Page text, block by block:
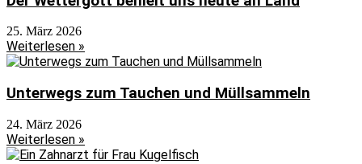
25. März 2026
Weiterlesen »
Unterwegs zum Tauchen und Müllsammeln
24. März 2026
Weiterlesen »